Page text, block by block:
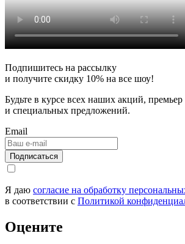
Подпишитесь на рассылку
и получите скидку 10% на все шоу!
Будьте в курсе всех наших акций, премьер
и специальных предложений.
Email
Я даю согласие на обработку
в соответствии с Политикой
Оцените